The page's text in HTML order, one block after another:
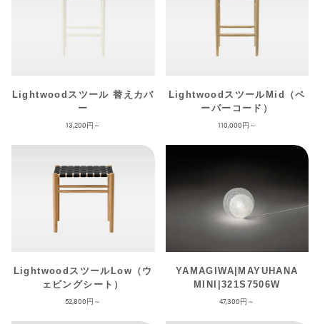
Lightwoodスツール 替えカバ
ー
13,200
LightwoodスツールMid（ペ
ーパーコード）
110,000
LightwoodスツールLow（ウ
ェビングシート）
52,800
YAMAGIWA|MAYUHANA
MINI|321S7506W
47,300